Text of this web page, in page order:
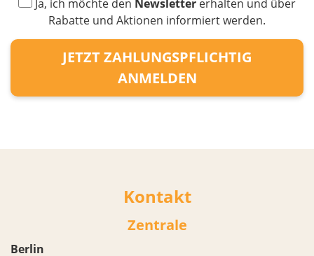
Ja, ich möchte den Newsletter erhalten und über
Rabatte und Aktionen informiert werden.
JETZT ZAHLUNGSPFLICHTIG
ANMELDEN
Kontakt
Zentrale
Berlin